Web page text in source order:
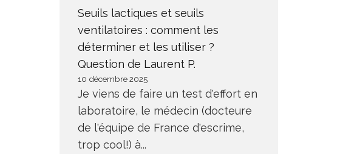
Seuils lactiques et seuils
ventilatoires : comment les
déterminer et les utiliser ?
Question de Laurent P.
10 décembre 2025
Je viens de faire un test d'effort en
laboratoire, le médecin (docteure
de l'équipe de France d'escrime,
trop cool!) à...